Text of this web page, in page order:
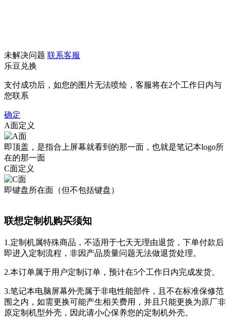
未解决问题 联系客服
乐豆兑换
支付成功后，如您的图片无法喷绘，客服将在2个工作日内与
您联系
确定
A面定义
即顶盖，是指合上屏幕就看到的那一面，也就是笔记本logo所
在的那一面
C面定义
即键盘所在面（但不包括键盘）
联想定制机购买须知
1.定制机属特殊商品，不适用于七天无理由退货，下单付款后
即进入定制流程，非因产品质量问题无法做退货处理。
2.本订单属于用户定制订单，预计在5个工作日内完成发货。
3.笔记本电脑屏幕外壳属于非电性能部件，且不在标准保修范
围之内，如需更换可能产生相关费用，并且只能更换为原厂非
原定制机型外壳，因此请小心保养您的定制机外壳。